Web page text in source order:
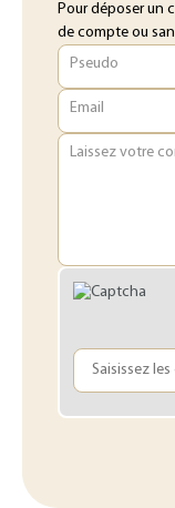
Pour déposer un
de compte ou
Pseudo
Email
Laissez votre